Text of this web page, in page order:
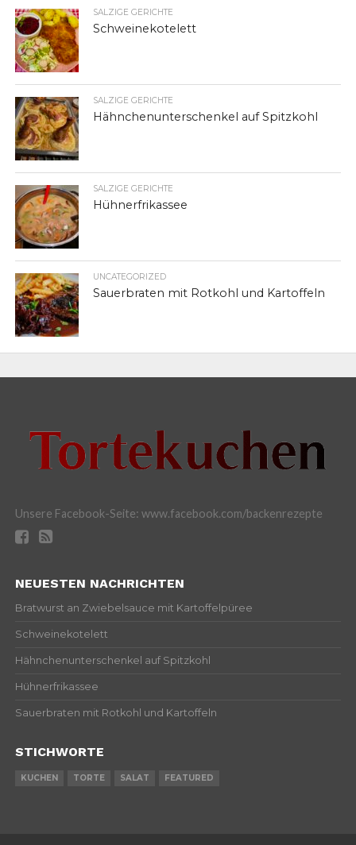
SALZIGE GERICHTE
Schweinekotelett
SALZIGE GERICHTE
Hähnchenunterschenkel auf Spitzkohl
SALZIGE GERICHTE
Hühnerfrikassee
UNCATEGORIZED
Sauerbraten mit Rotkohl und Kartoffeln
Unsere Facebook-Seite: www.facebook.com/backenrezepte
NEUESTEN NACHRICHTEN
Bratwurst an Zwiebelsauce mit Kartoffelpüree
Schweinekotelett
Hähnchenunterschenkel auf Spitzkohl
Hühnerfrikassee
Sauerbraten mit Rotkohl und Kartoffeln
STICHWORTE
KUCHEN TORTE SALAT FEATURED